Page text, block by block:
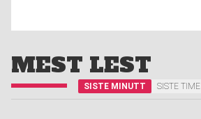
MEST LEST
SISTE MINUTT SISTE TIME